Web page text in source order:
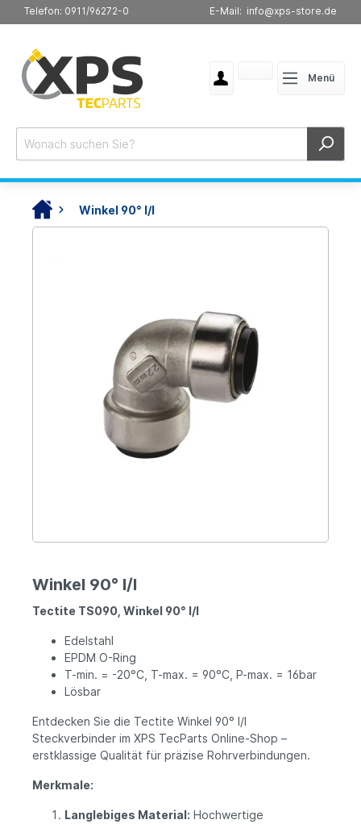
Telefon: 0911/96272-0 E-Mail: info@xps-store.de
Menü
Winkel 90° I/I
Winkel 90° I/I
Tectite TS090, Winkel 90° I/I
Edelstahl
EPDM O-Ring
T-min. = -20°C, T-max. = 90°C, P-max. = 16bar
Lösbar
Entdecken Sie die Tectite Winkel 90° I/I
Steckverbinder im XPS TecParts Online-Shop –
erstklassige Qualität für präzise Rohrverbindungen.
Merkmale:
Langlebiges Material: Hochwertige